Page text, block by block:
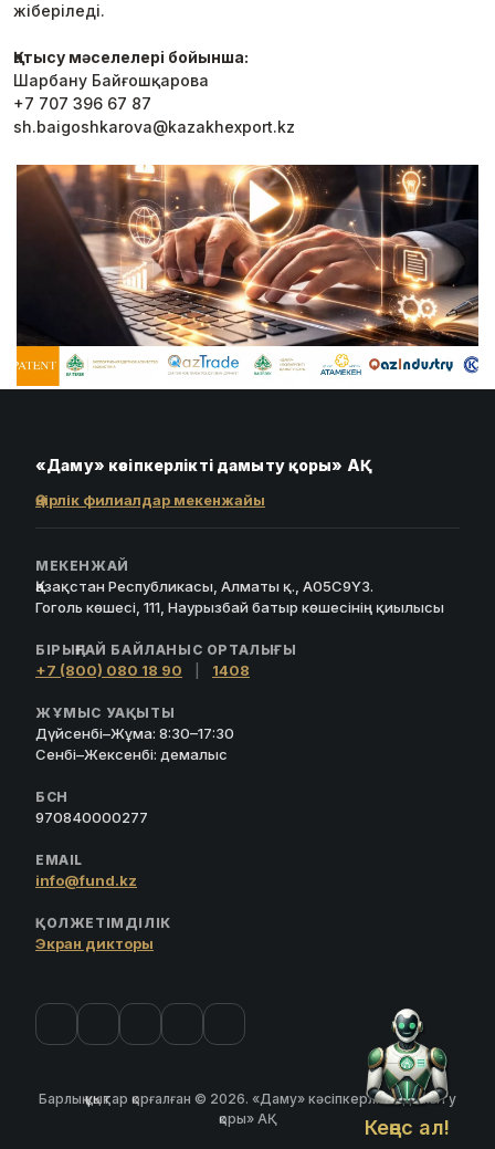
Кеңес ал!
жіберіледі.
Қатысу мәселелері бойынша:
Шарбану Байғошқарова
+7 707 396 67 87
sh.baigoshkarova@kazakhexport.kz
«Даму» кәсіпкерлікті дамыту қоры» АҚ
Өңірлік филиалдар мекенжайы
МЕКЕНЖАЙ
Қазақстан Республикасы, Алматы қ., A05C9Y3.
Гоголь көшесі, 111, Наурызбай батыр көшесінің қиылысы
БІРЫҢҒАЙ БАЙЛАНЫС ОРТАЛЫҒЫ
+7 (800) 080 18 90 1408
ЖҰМЫС УАҚЫТЫ
Дүйсенбі–Жұма: 8:30–17:30
Сенбі–Жексенбі: демалыс
БСН
970840000277
EMAIL
info@fund.kz
ҚОЛЖЕТІМДІЛІК
Экран дикторы
Барлық құқықтар қорғалған © 2026. «Даму» кәсіпкерлікті дамыту
қоры» АҚ